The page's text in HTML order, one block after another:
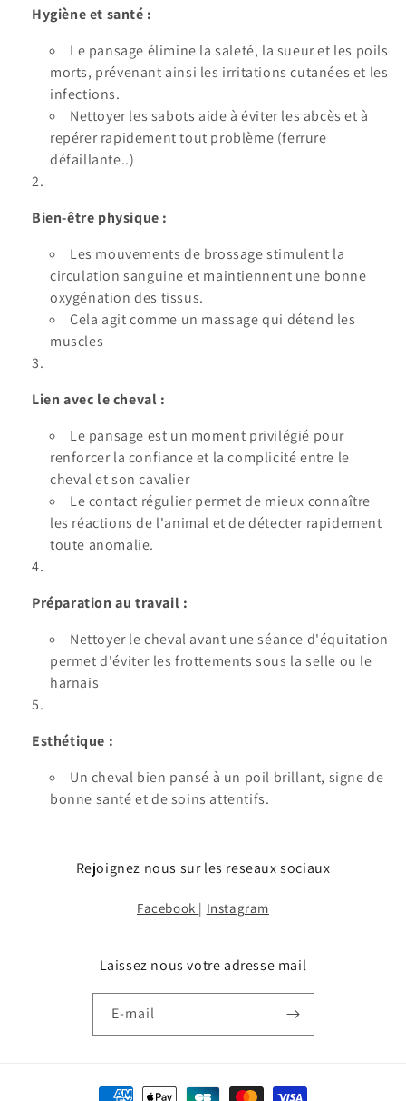
Hygiène et santé :
Le pansage élimine la saleté, la sueur et les poils
morts, prévenant ainsi les irritations cutanées et les
infections.
Nettoyer les sabots aide à éviter les abcès et à
repérer rapidement tout problème (ferrure
défaillante..)
Bien-être physique :
Les mouvements de brossage stimulent la
circulation sanguine et maintiennent une bonne
oxygénation des tissus.
Cela agit comme un massage qui détend les
muscles
Lien avec le cheval :
Le pansage est un moment privilégié pour
renforcer la confiance et la complicité entre le
cheval et son cavalier
Le contact régulier permet de mieux connaître
les réactions de l'animal et de détecter rapidement
toute anomalie.
Préparation au travail :
Nettoyer le cheval avant une séance d'équitation
permet d'éviter les frottements sous la selle ou le
harnais
Esthétique :
Un cheval bien pansé à un poil brillant, signe de
bonne santé et de soins attentifs.
Rejoignez nous sur les reseaux sociaux
Facebook | Instagram
Laissez nous votre adresse mail
E-mail
Moyens